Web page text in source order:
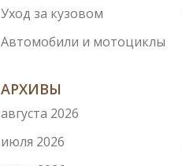
Уход за кузовом
Автомобили и мотоциклы
АРХИВЫ
августа 2026
июля 2026